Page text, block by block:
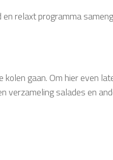
relaxt programma
gaan. Om hier even
verzameling salades en